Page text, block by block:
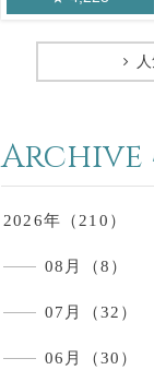
Archive
2026年（210）
08月（8）
07月（32）
06月（30）